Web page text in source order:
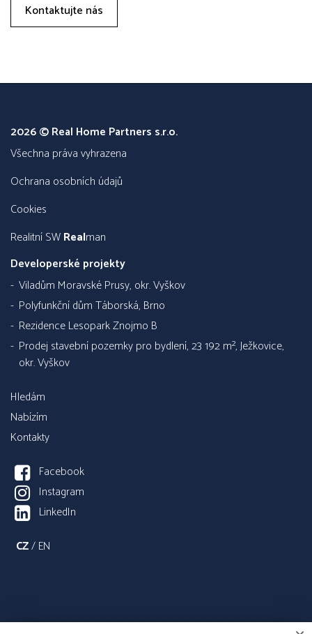
Kontaktujte nás
2026 © Real Home Partners s.r.o.
všechna práva vyhrazena
Ochrana osobních údajů
Cookies
Realitní SWRealman
Developerské projekty
Viladům Moravské Prusy, okr. Vyškov
Polyfunkční dům Táborská, Brno
Rezidence Lesopark Znojmo B
Prodej stavební pozemky pro bydlení, 23 192 m², Ježkovice,
okr. Vyškov
Hledám
Nabízím
Kontakty
Facebook
Instagram
LinkedIn
CZ/EN